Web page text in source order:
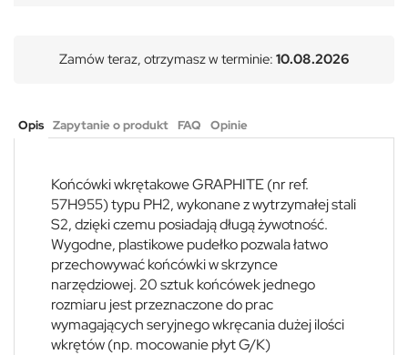
Zamów teraz, otrzymasz w terminie: 10.08.2026
Opis Zapytanie o produkt FAQ Opinie
Końcówki wkrętakowe GRAPHITE (nr ref.
57H955) typu PH2, wykonane z wytrzymałej stali
S2, dzięki czemu posiadają długą żywotność.
Wygodne, plastikowe pudełko pozwala łatwo
przechowywać końcówki w skrzynce
narzędziowej. 20 sztuk końcówek jednego
rozmiaru jest przeznaczone do prac
wymagających seryjnego wkręcania dużej ilości
wkrętów (np. mocowanie płyt G/K)